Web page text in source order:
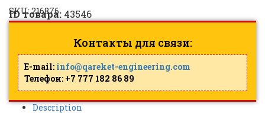
SKU:216876
ID товара: 43546
Контакты для связи:
E-mail: info@qareket-engineering.com
Телефон: +7 777 182 86 89
Description